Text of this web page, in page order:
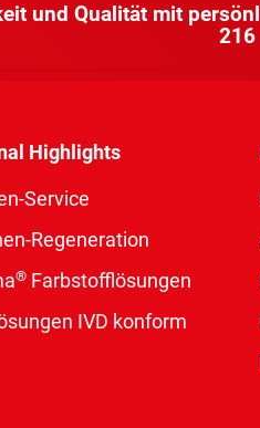
und Qualität mit
216
Highlights
Service
Regeneration
® Farbstofflösungen
IVD konform